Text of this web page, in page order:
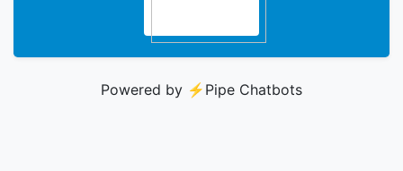
Powered by ⚡️ Pipe Chatbots